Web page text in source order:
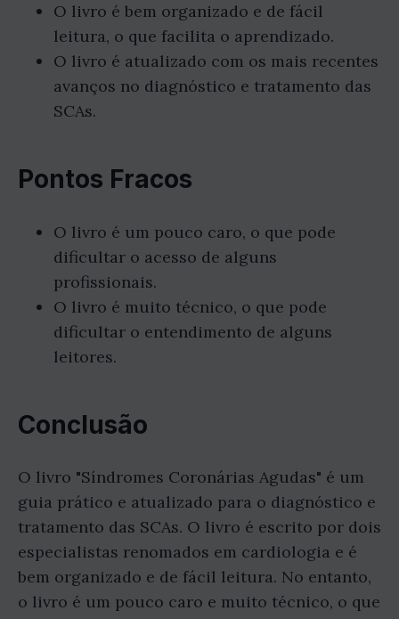
O livro é bem organizado e de fácil
leitura, o que facilita o aprendizado.
O livro é atualizado com os mais recentes
avanços no diagnóstico e tratamento das
SCAs.
Pontos Fracos
O livro é um pouco caro, o que pode
dificultar o acesso de alguns
profissionais.
O livro é muito técnico, o que pode
dificultar o entendimento de alguns
leitores.
Conclusão
O livro "Síndromes Coronárias Agudas" é um
guia prático e atualizado para o diagnóstico e
tratamento das SCAs. O livro é escrito por dois
especialistas renomados em cardiologia e é
bem organizado e de fácil leitura. No entanto,
o livro é um pouco caro e muito técnico, o que